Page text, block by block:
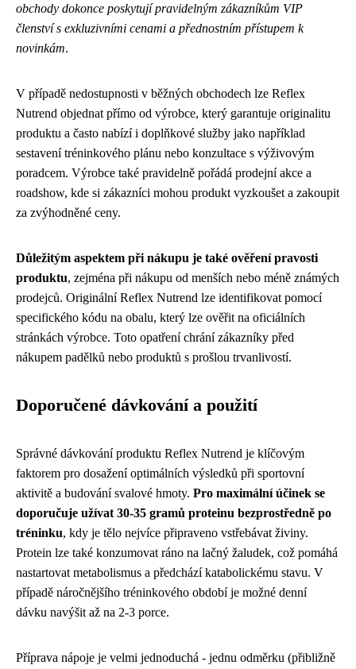
obchody dokonce poskytují pravidelným zákazníkům VIP
členství s exkluzivními cenami a přednostním přístupem k
novinkám.
V případě nedostupnosti v běžných obchodech lze Reflex
Nutrend objednat přímo od výrobce, který garantuje originalitu
produktu a často nabízí i doplňkové služby jako například
sestavení tréninkového plánu nebo konzultace s výživovým
poradcem. Výrobce také pravidelně pořádá prodejní akce a
roadshow, kde si zákazníci mohou produkt vyzkoušet a zakoupit
za zvýhodněné ceny.
Důležitým aspektem při nákupu je také ověření pravosti
produktu, zejména při nákupu od menších nebo méně známých
prodejců. Originální Reflex Nutrend lze identifikovat pomocí
specifického kódu na obalu, který lze ověřit na oficiálních
stránkách výrobce. Toto opatření chrání zákazníky před
nákupem padělků nebo produktů s prošlou trvanlivostí.
Doporučené dávkování a použití
Správné dávkování produktu Reflex Nutrend je klíčovým
faktorem pro dosažení optimálních výsledků při sportovní
aktivitě a budování svalové hmoty. Pro maximální účinek se
doporučuje užívat 30-35 gramů proteinu bezprostředně po
tréninku, kdy je tělo nejvíce připraveno vstřebávat živiny.
Protein lze také konzumovat ráno na lačný žaludek, což pomáhá
nastartovat metabolismus a předchází katabolickému stavu. V
případě náročnějšího tréninkového období je možné denní
dávku navýšit až na 2-3 porce.
Příprava nápoje je velmi jednoduchá - jednu odměrku (přibližně